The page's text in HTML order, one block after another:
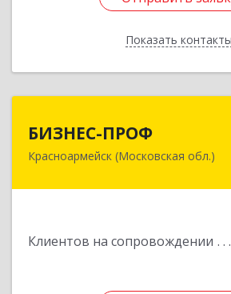
Показать контакты
Назад
БИЗНЕС-ПРОФ
Красноармейск (Московская обл.)
Клиентов на сопровождении
141290, Московская обл,